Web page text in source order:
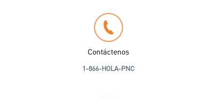
Contáctenos
1-866-HOLA-PNC